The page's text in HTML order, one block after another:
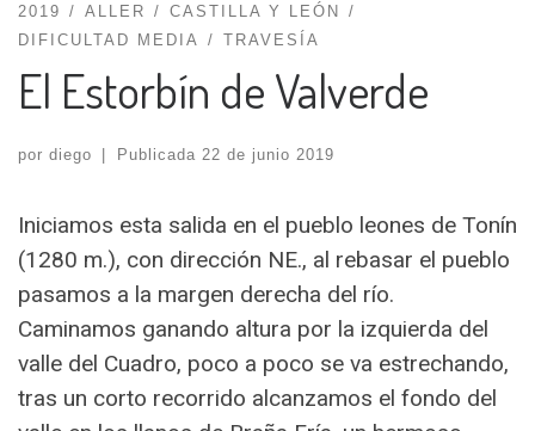
2019 ALLER
CASTILLA Y LEÓN
DIFICULTAD MEDIA
TRAVESÍA
El Estorbín de Valverde
por diego Publicada 22 de junio 2019
Iniciamos esta salida en el pueblo leones de Tonín
(1280 m.), con dirección NE., al rebasar el pueblo
pasamos a la margen derecha del río.
Caminamos ganando altura por la izquierda del
valle del Cuadro, poco a poco se va estrechando,
tras un corto recorrido alcanzamos el fondo del